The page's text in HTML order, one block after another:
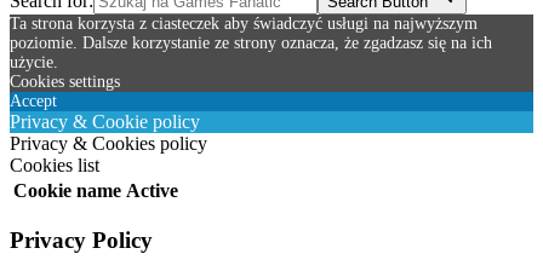
Ta strona korzysta z ciasteczek aby świadczyć usługi na najwyższym
poziomie. Dalsze korzystanie ze strony oznacza, że zgadzasz się na ich
użycie.
Cookies settings
Accept
Privacy & Cookie policy
Privacy & Cookies policy
Cookies list
Cookie name Active
Privacy Policy